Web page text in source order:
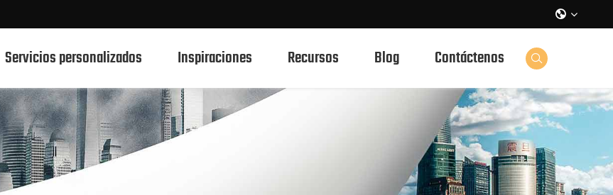

750ml botellas de vidrio de bebidas espirituosas
700ml botellas de vidrio de bebidas espirituosas
Servicios personalizados Inspiraciones Recursos Blog Contáctenos 